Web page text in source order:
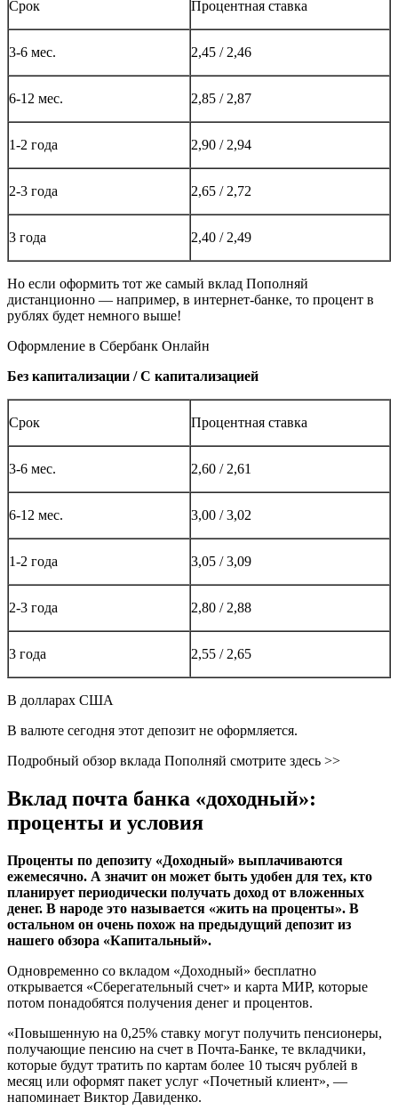
Срок Процентная ставка
3-6 мес. 2,45 / 2,46
6-12 мес. 2,85 / 2,87
1-2 года 2,90 / 2,94
2-3 года 2,65 / 2,72
3 года 2,40 / 2,49
Но если оформить тот же самый вклад Пополняй
дистанционно — например, в интернет-банке, то процент в
рублях будет немного выше!
Оформление в Сбербанк Онлайн
Без капитализации / С капитализацией
Срок Процентная ставка
3-6 мес. 2,60 / 2,61
6-12 мес. 3,00 / 3,02
1-2 года 3,05 / 3,09
2-3 года 2,80 / 2,88
3 года 2,55 / 2,65
В долларах США
В валюте сегодня этот депозит не оформляется.
Подробный обзор вклада Пополняй смотрите здесь >>
Вклад почта банка «доходный»:
проценты и условия
Проценты по депозиту «Доходный» выплачиваются
ежемесячно. А значит он может быть удобен для тех, кто
планирует периодически получать доход от вложенных
денег. В народе это называется «жить на проценты». В
остальном он очень похож на предыдущий депозит из
нашего обзора «Капитальный».
Одновременно со вкладом «Доходный» бесплатно
открывается «Сберегательный счет» и карта МИР, которые
потом понадобятся получения денег и процентов.
«Повышенную на 0,25% ставку могут получить пенсионеры,
получающие пенсию на счет в Почта-Банке, те вкладчики,
которые будут тратить по картам более 10 тысяч рублей в
месяц или оформят пакет услуг «Почетный клиент», —
напоминает Виктор Давиденко.